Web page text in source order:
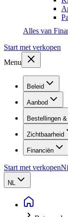
Alles van
Start met verkopen
Menu
Beleid
Aanbod
Bestellingen
Zichtbaarheid
Financiën
Start met verkopen
NL